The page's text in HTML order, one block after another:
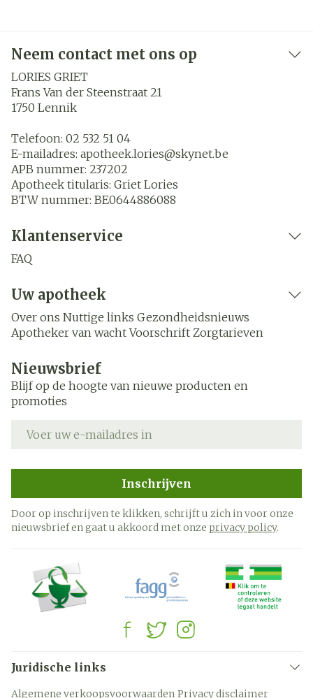
Neem contact met ons op
LORIES GRIET
Frans Van der Steenstraat 21
1750 Lennik
Telefoon: 02 532 51 04
E-mailadres: apotheek.lories@skynet.be
APB nummer: 237202
Apotheek titularis: Griet Lories
BTW nummer: BE0644886088
Klantenservice
FAQ
Uw apotheek
Over ons Nuttige links Gezondheidsnieuws
Apotheker van wacht Voorschrift Zorgtarieven
Nieuwsbrief
Blijf op de hoogte van nieuwe producten en
promoties
Inschrijven
Door op inschrijven te klikken, schrijft u zich in voor onze
nieuwsbrief en gaat u akkoord met onze privacy policy.
Juridische links
Algemene verkoopsvoorwaarden Privacy disclaimer